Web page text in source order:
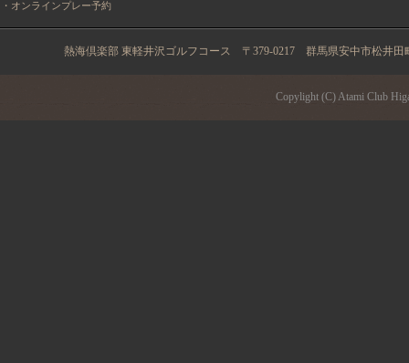
・オンラインプレー予約
熱海倶楽部 東軽井沢ゴルフコース 〒379-0217 群馬県安中市松井田
Copylight (C) Atami Club